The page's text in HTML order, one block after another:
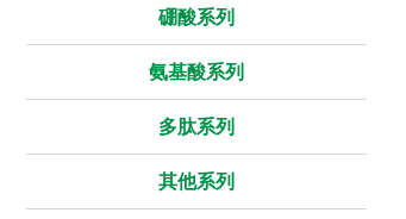
硼酸系列
氨基酸系列
多肽系列
其他系列